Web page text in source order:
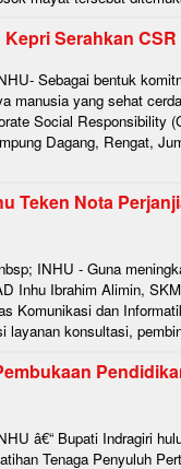
Serahkan
Sebagai bentuk
manusia yang sehat
Social Responsibility
Dagang, Rengat,
Teken Nota
INHU - Guna
Inhu Ibrahim Alimin,
Komunikasi dan
layanan konsultasi,
â€“ Bupati Indragiri
Tenaga Penyuluh